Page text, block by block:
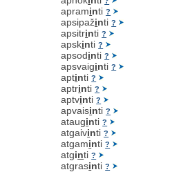
apraminti?
apsipažinti?
apsitrinti?
apskinti?
apsodinti?
apsvaiginti?
aptinti?
aptrinti?
aptvinti?
apvaisinti?
atauginti?
atgaivinti?
atgaminti?
atginti?
atgrasinti?